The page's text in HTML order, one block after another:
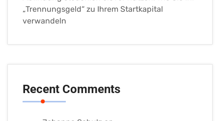
„Trennungsgeld“ zu Ihrem Startkapital
verwandeln
Recent Comments